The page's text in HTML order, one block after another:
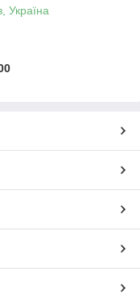
Україна